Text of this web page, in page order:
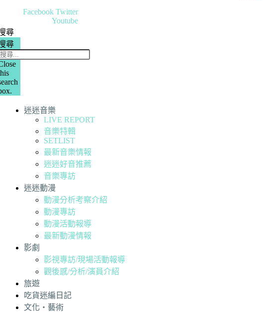
Facebook Twitter
Youtube
尋
尋
迷迷音樂
LIVE REPORT
音樂特輯
SETLIST
最新音樂情報
迷迷好音推薦
音樂專訪
迷迷動漫
動漫分析考察介紹
動漫專訪
動漫活動報導
最新動漫情報
影劇
影視專訪/現場活動報導
觀後感/分析/演員介紹
旅遊
吃貨迷編日記
文化・藝術